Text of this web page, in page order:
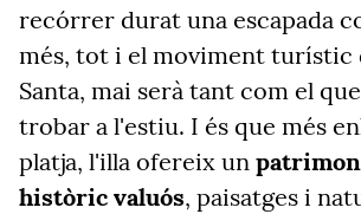
recórrer durat una escapada
més, tot i el moviment turístic
Santa, mai serà tant com el
trobar a l'estiu. I és que més
platja, l'illa ofereix un
històric valuós, paisatges i